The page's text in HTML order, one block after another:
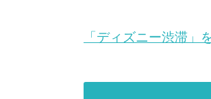
「ディズニー渋滞」